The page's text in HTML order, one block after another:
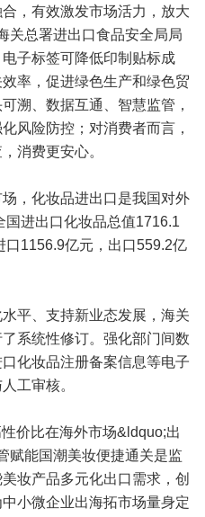
，有效激发市场活力，放大
关总署进出口食品安全局局
子标签可降低印制贴标成
率，促进绿色生产和绿色贸
溯、数据互通、智慧监管，
风险防控；对消费者而言，
消费更安心。
，化妆品进出口是我国对外
进出口化妆品总值1716.1
1156.9亿元，出口559.2亿
平、支持新业态发展，海关
系统性修订。强化部门间数
化妆品注册备案信息等电子
工审核。
价比在海外市场&ldquo;出
赋能国潮美妆便捷通关是监
妆产品多元化出口需求，创
小微企业出海拓市场量身定